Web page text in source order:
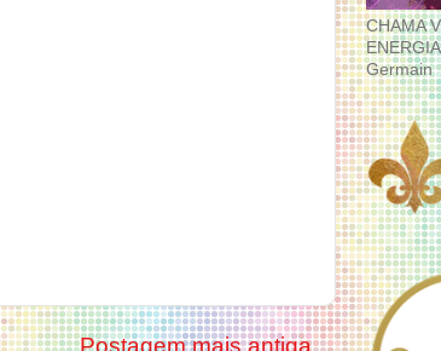
Postagem mais antiga
CHAMA
Germain